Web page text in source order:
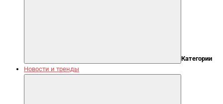
Категории
Новости и тренды